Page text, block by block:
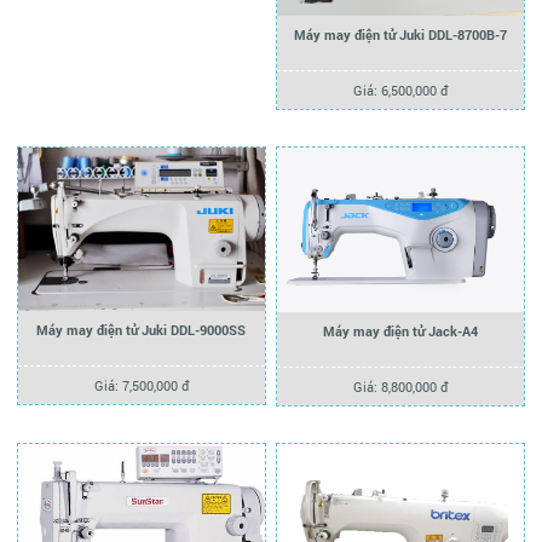
Máy may điện tử Juki DDL-8700B-7
Giá: 6,500,000 đ
Máy may điện tử Juki DDL-9000SS
Giá: 7,500,000 đ
Máy may điện tử Jack-A4
Giá: 8,800,000 đ